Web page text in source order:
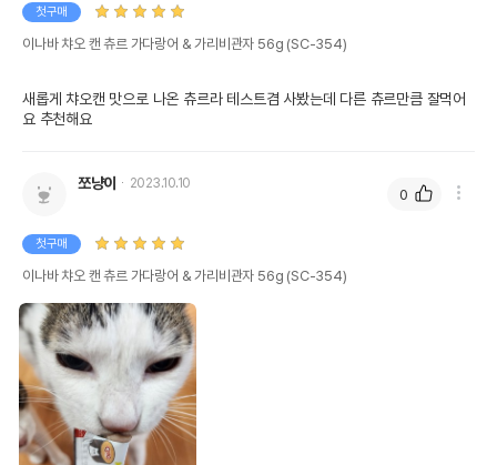
첫구매
이나바 챠오 캔 츄르 가다랑어 & 가리비관자 56g (SC-354)
새롭게 챠오캔 맛으로 나온 츄르라 테스트겸 사봤는데 다른 츄르만큼 잘먹어
요 추천해요
쪼냥이 2023.10.10
첫구매
이나바 챠오 캔 츄르 가다랑어 & 가리비관자 56g (SC-354)
0